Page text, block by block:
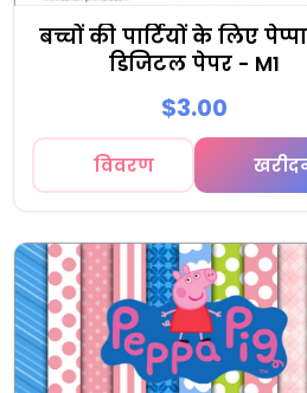
बच्चों की पार्टियों के लिए
डिजिटल पेपर - M1
$3.00
विवरण